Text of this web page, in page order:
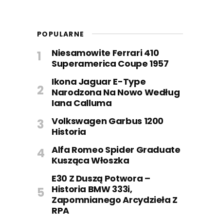
POPULARNE
Niesamowite Ferrari 410
Superamerica Coupe 1957
Ikona Jaguar E-Type
Narodzona Na Nowo Według
Iana Calluma
Volkswagen Garbus 1200
Historia
Alfa Romeo Spider Graduate
Kusząca Włoszka
E30 Z Duszą Potwora –
Historia BMW 333i,
Zapomnianego Arcydzieła Z
RPA